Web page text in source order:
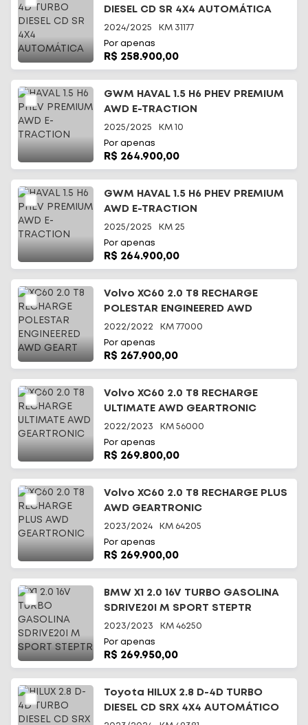
DIESEL CD SR 4X4 AUTOMÁTICA
2024/2025 KM 31177
Por apenas
R$ 258.900,00
GWM HAVAL 1.5 H6 PHEV PREMIUM
AWD E-TRACTION
2025/2025 KM 10
Por apenas
R$ 264.900,00
GWM HAVAL 1.5 H6 PHEV PREMIUM
AWD E-TRACTION
2025/2025 KM 25
Por apenas
R$ 264.900,00
Volvo XC60 2.0 T8 RECHARGE
POLESTAR ENGINEERED AWD
GEART
2022/2022 KM 77000
Por apenas
R$ 267.900,00
Volvo XC60 2.0 T8 RECHARGE
ULTIMATE AWD GEARTRONIC
2022/2023 KM 56000
Por apenas
R$ 269.800,00
Volvo XC60 2.0 T8 RECHARGE PLUS
AWD GEARTRONIC
2023/2024 KM 64205
Por apenas
R$ 269.900,00
BMW X1 2.0 16V TURBO GASOLINA
SDRIVE20I M SPORT STEPTR
2023/2023 KM 46250
Por apenas
R$ 269.950,00
Toyota HILUX 2.8 D-4D TURBO
DIESEL CD SRX 4X4 AUTOMÁTICO